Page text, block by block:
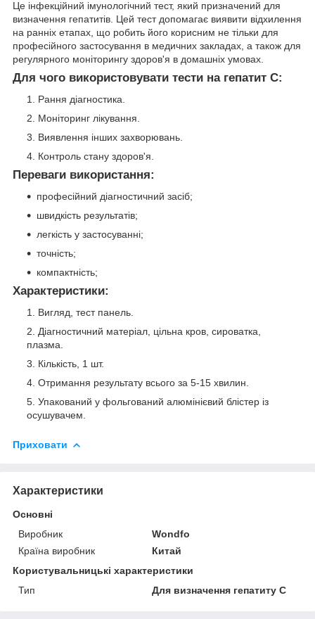
Це інфекційний імунологічний тест, який призначений для
визначення гепатитів. Цей тест допомагає виявити відхилення
на ранніх етапах, що робить його корисним не тільки для
професійного застосування в медичних закладах, а також для
регулярного моніторингу здоров'я в домашніх умовах.
Для чого використовувати тести на гепатит C:
Рання діагностика.
Моніторинг лікування.
Виявлення інших захворювань.
Контроль стану здоров'я.
Переваги використання:
професійний діагностичний засіб;
швидкість результатів;
легкість у застосуванні;
точність;
компактність;
Характеристики:
Вигляд, тест панель.
Діагностичний матеріал, цільна кров, сироватка,
плазма.
Кількість, 1 шт.
Отримання результату всього за 5-15 хвилин.
Упакований у фольгований алюмінієвий блістер із
осушувачем.
Приховати
Характеристики
Основні
Виробник
Wondfo
Країна виробник
Китай
Користувальницькі характеристики
Тип
Для визначення гепатиту C